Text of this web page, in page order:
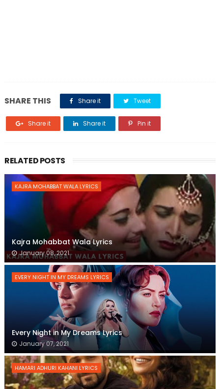
SHARE THIS Share it Tweet
Share it Share it Pin it
RELATED POSTS
KAJRA MOHABBAT WALA LYRICS
Kajra Mohabbat Wala Lyrics
January 08, 2021
EVERY NIGHT IN MY DREAMS LYRICS
Every Night in My Dreams Lyrics
January 07, 2021
HAMARI ADHURI KAHANI LYRICS